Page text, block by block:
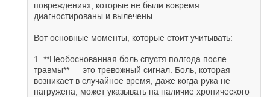
повреждениях, которые не были вовремя
диагностированы и вылечены.
Вот основные моменты, которые стоит учитывать:
1. **Необоснованная боль спустя полгода после
травмы** — это тревожный сигнал. Боль, которая
возникает в случайное время, даже когда рука не
нагружена, может указывать на наличие хронического